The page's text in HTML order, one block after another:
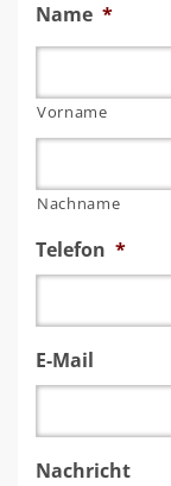
Name *
Vorname
Nachname
Telefon *
E-Mail
Nachricht